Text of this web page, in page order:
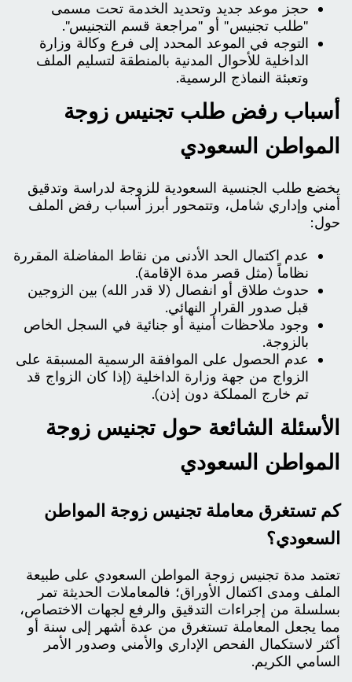
حجز موعد جديد وتحديد الخدمة تحت مسمى
"طلب تجنيس" أو "مراجعة قسم التجنيس".
التوجه في الموعد المحدد إلى فرع وكالة وزارة
الداخلية للأحوال المدنية بالمنطقة لتسليم الملف
وتعبئة النماذج الرسمية.
أسباب رفض طلب تجنيس زوجة
المواطن السعودي
يخضع طلب الجنسية السعودية للزوجة لدراسة وتدقيق
أمني وإداري شامل، وتتمحور أبرز أسباب رفض الملف
حول:
عدم اكتمال الحد الأدنى من نقاط المفاضلة المقررة
نظاماً (مثل قصر مدة الإقامة).
حدوث طلاق أو انفصال (لا قدر الله) بين الزوجين
قبل صدور القرار النهائي.
وجود ملاحظات أمنية أو جنائية في السجل الخاص
بالزوجة.
عدم الحصول على الموافقة الرسمية المسبقة على
الزواج من جهة وزارة الداخلية (إذا كان الزواج قد
تم خارج المملكة دون إذن).
الأسئلة الشائعة حول تجنيس زوجة
المواطن السعودي
كم تستغرق معاملة تجنيس زوجة المواطن
السعودي؟
تعتمد مدة تجنيس زوجة المواطن السعودي على طبيعة
الملف ومدى اكتمال الأوراق؛ فالمعاملات الحديثة تمر
بسلسلة من إجراءات التدقيق والرفع لجهات الاختصاص،
مما يجعل المعاملة تستغرق من عدة أشهر إلى سنة أو
أكثر لاستكمال الفحص الإداري والأمني وصدور الأمر
السامي الكريم.